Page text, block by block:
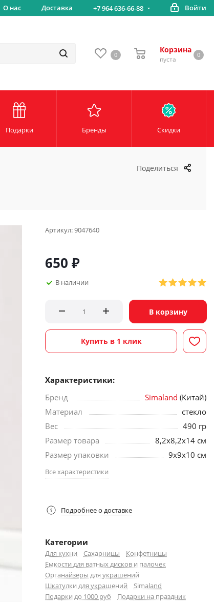
О нас Доставка +7 964 636-66-88 Войти
0
Корзина
пуста
0
Подарки Бренды Скидки
Поделиться
Артикул:9047640
650 ₽
В наличии
В корзину
Купить в 1 клик
Характеристики:
Бренд
Simaland (Китай)
Материал
стекло
Вес
490 гр
Размер товара
8,2х8,2х14 см
Размер упаковки
9х9х10 см
Все характеристики
Подробнее о доставке
Категории
Для кухни Сахарницы
Конфетницы
Емкости для ватных дисков и палочек
Органайзеры для украшений
Шкатулки для украшений
Simaland
Подарки до 1000 руб
Подарки на праздник